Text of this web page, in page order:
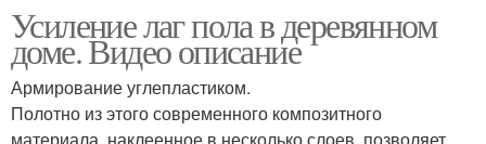
Усиление лаг пола в деревянном
доме. Видео описание
Армирование углепластиком.
Полотно из этого современного композитного